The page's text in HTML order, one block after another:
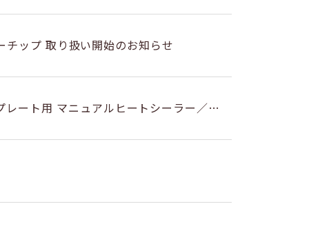
ップ 取り扱い開始のお知らせ
ート用 マニュアルヒートシーラー／ヒ